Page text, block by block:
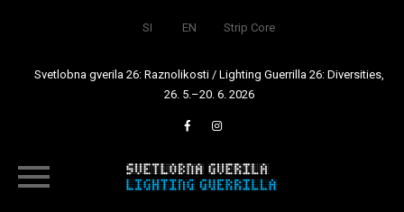
SI EN Strip Core
Svetlobna gverila 26: Raznolikosti / Lighting Guerrilla 26: Diversities,
26. 5.–20. 6. 2026